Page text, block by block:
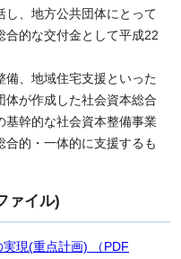
し、地方公共団体にとって
合的な交付金として平成22
備、地域住宅支援といった
体が作成した社会資本総合
基幹的な社会資本整備事業
的・一体的に支援するも
ァイル)
現(重点計画) （PDF